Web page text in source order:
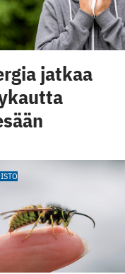
jatkaa